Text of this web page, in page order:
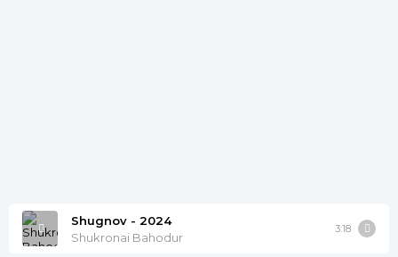
Shugnov - 2024
Shukronai Bahodur
3:18